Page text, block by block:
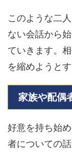
このような二
ない会話から
ていきます。
を縮めようと
家族や配偶
好意を持ち始
者についての